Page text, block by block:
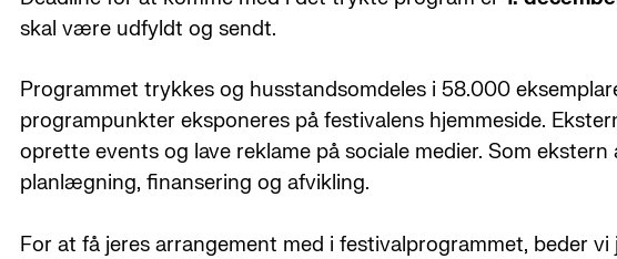
skal være udfyldt og sendt.
Programmet trykkes og husstandsomdeles i 58.000
programpunkter eksponeres på festivalens hjemmeside.
oprette events og lave reklame på sociale medier. Som ekstern
planlægning, finansering og afvikling.
For at få jeres arrangement med i festivalprogrammet, beder